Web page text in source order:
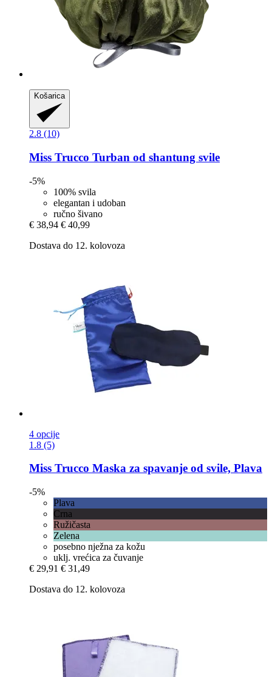
Košarica
2.8 (10)
Miss Trucco Turban od shantung svile
-5%
100% svila
elegantan i udoban
ručno šivano
€ 38,94 € 40,99
Dostava do 12. kolovoza
4 opcije
1.8 (5)
Miss Trucco Maska za spavanje od svile, Plava
-5%
Plava
Crna
Ružičasta
Zelena
posebno nježna za kožu
uklj. vrećica za čuvanje
€ 29,91 € 31,49
Dostava do 12. kolovoza